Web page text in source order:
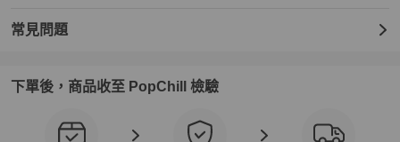
常見問題
下單後，商品收至 PopChill 檢驗